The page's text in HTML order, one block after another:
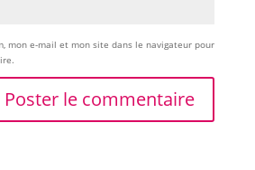
mon e-mail et mon site dans le navigateur pour